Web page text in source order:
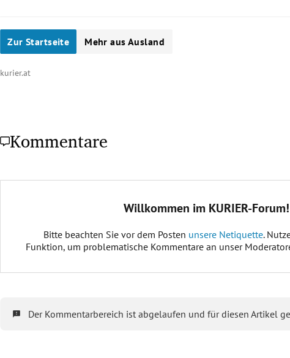
Zur Startseite Mehr aus Ausland
kurier.at
Kommentare